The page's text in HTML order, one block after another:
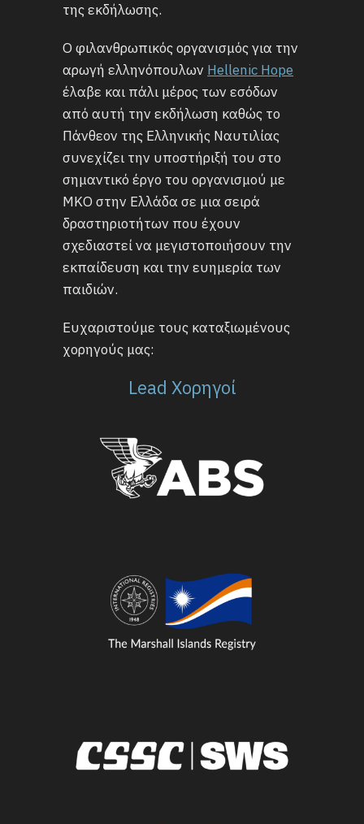
της εκδήλωσης.
Ο φιλανθρωπικός οργανισμός για την
αρωγή ελληνόπουλων Hellenic Hope
έλαβε και πάλι μέρος των εσόδων
από αυτή την εκδήλωση καθώς το
Πάνθεον της Ελληνικής Ναυτιλίας
συνεχίζει την υποστήριξή του στο
σημαντικό έργο του οργανισμού με
ΜΚΟ στην Ελλάδα σε μια σειρά
δραστηριοτήτων που έχουν
σχεδιαστεί να μεγιστοποιήσουν την
εκπαίδευση και την ευημερία των
παιδιών.
Ευχαριστούμε τους καταξιωμένους
χορηγούς μας:
Lead Χορηγοί